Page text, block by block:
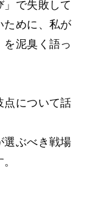
で失敗して
ために、私が
泥臭く語っ
点について話
選ぶべき戦場